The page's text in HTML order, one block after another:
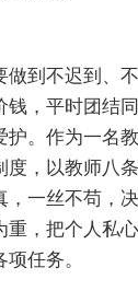
做到不迟到、
，平时团结
护。作为一名
度，以教师八
，一丝不苟，
，把个人私
任务。